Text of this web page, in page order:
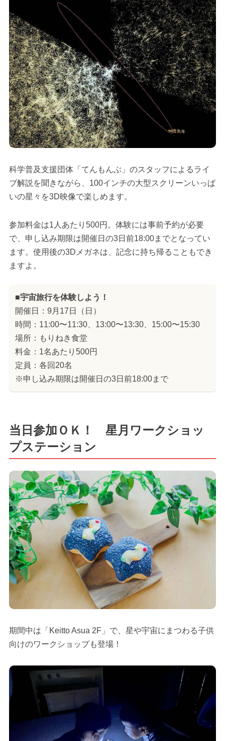
科学普及支援団体「てんもんぶ」のスタッフによるライ
ブ解説を聞きながら、100インチの大型スクリーンいっぱ
いの星々を3D映像で楽しめます。
参加料金は1人あたり500円。体験には事前予約が必要
で、申し込み期限は開催日の3日前18:00までとなってい
ます。使用後の3Dメガネは、記念に持ち帰ることもでき
ますよ。
■宇宙旅行を体験しよう！
開催日：9月17日（日）
時間：11:00〜11:30、13:00〜13:30、15:00〜15:30
場所：もりねき食堂
料金：1名あたり500円
定員：各回20名
※申し込み期限は開催日の3日前18:00まで
当日参加ＯＫ！ 星月ワークショッ
プステーション
期間中は「Keitto Asua 2F」で、星や宇宙にまつわる子供
向けのワークショップも登場！